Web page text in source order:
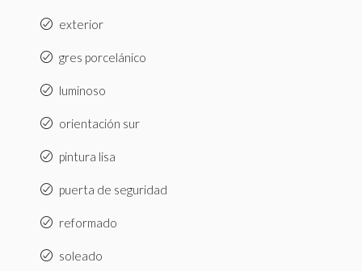
exterior
gres porcelánico
luminoso
orientación sur
pintura lisa
puerta de seguridad
reformado
soleado